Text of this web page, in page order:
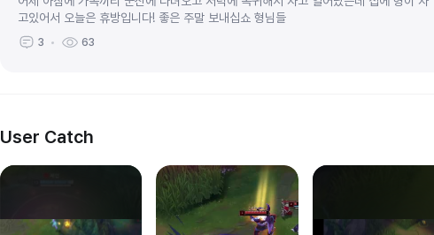
고있어서 오늘은 휴방입니다! 좋은 주말 보내십쇼 형님들
3 63
User Catch